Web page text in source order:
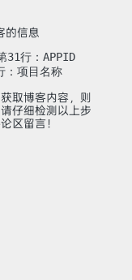
的信息
31行：APPID
项目名称
取博客内容，则
仔细检测以上步
区留言！